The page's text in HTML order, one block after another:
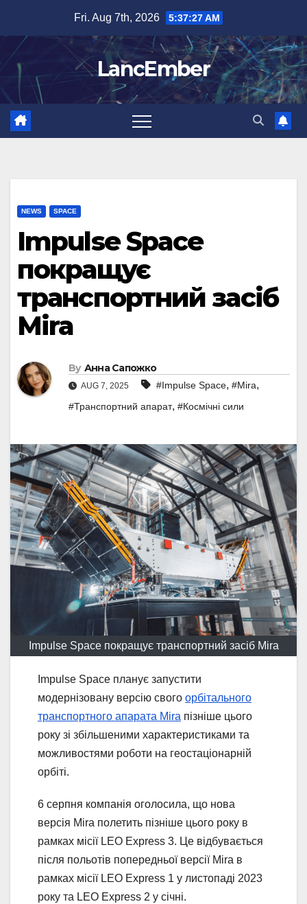
content
Fri. Aug 7th, 2026 5:37:28 AM
LancEmber
NEWS SPACE
Impulse Space
покращує
транспортний засіб
Mira
By Анна Сапожко
AUG 7, 2025 #Impulse Space, #Mira,
#Транспортний апарат, #Космічні сили
Impulse Space покращує транспортний засіб Mira
Impulse Space планує запустити
модернізовану версію свого орбітального
транспортного апарата Mira пізніше цього
року зі збільшеними характеристиками та
можливостями роботи на геостаціонарній
орбіті.
6 серпня компанія оголосила, що нова
версія Mira полетить пізніше цього року в
рамках місії LEO Express 3. Це відбувається
після польотів попередньої версії Mira в
рамках місії LEO Express 1 у листопаді 2023
року та LEO Express 2 у січні.